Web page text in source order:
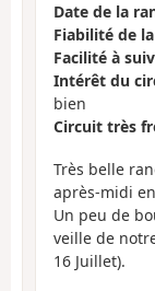
Date de la
Fiabilité de
Facilité à
Intérêt du
bien
Circuit très
Très belle
après-midi
Un peu de
veille de
16 Juillet).